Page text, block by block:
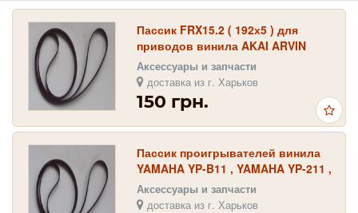
Пассик FRX15.2 ( 192х5 ) для
приводов винила AKAI ARVIN
KENWOOD FISHER YORK YORX
CENTREX
Аксессуары и запчасти
доставка из г. Харьков
150 грн.
Пассик проигрывателей винила
YAMAHA YP-B11 , YAMAHA YP-211 ,
YAMAHA YP-B2
Аксессуары и запчасти
доставка из г. Харьков